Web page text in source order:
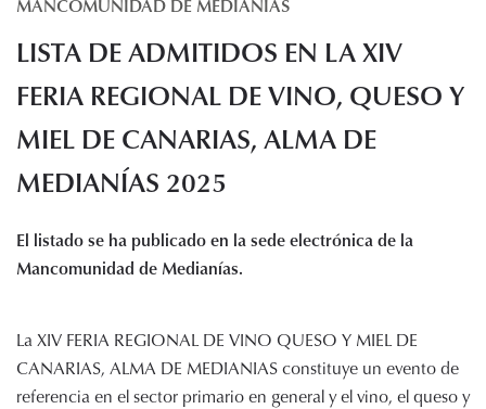
Servicios
Noticias
Enlaces de interés
Audiovisuales
Transparencia
Contacto
MANCOMUNIDAD DE MEDIANÍAS
LISTA DE ADMITIDOS EN LA XIV
FERIA REGIONAL DE VINO, QUESO Y
MIEL DE CANARIAS, ALMA DE
MEDIANÍAS 2025
El listado se ha publicado en la sede electrónica de la
Mancomunidad de Medianías.
La XIV FERIA REGIONAL DE VINO QUESO Y MIEL DE
CANARIAS, ALMA DE MEDIANIAS constituye un evento de
referencia en el sector primario en general y el vino, el queso y